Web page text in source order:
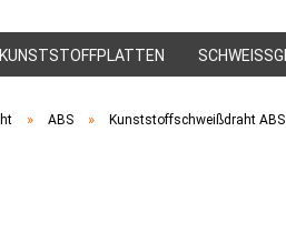
KUNSTSTOFFPLATTEN
» ABS » Kunststoffschweißdraht